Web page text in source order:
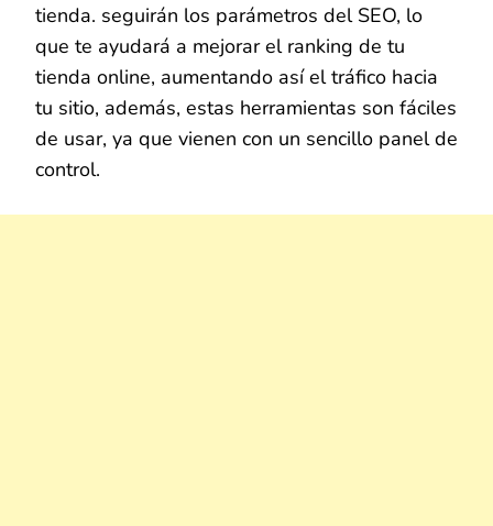
tienda. seguirán los parámetros del SEO, lo
que te ayudará a mejorar el ranking de tu
tienda online, aumentando así el tráfico hacia
tu sitio, además, estas herramientas son fáciles
de usar, ya que vienen con un sencillo panel de
control.